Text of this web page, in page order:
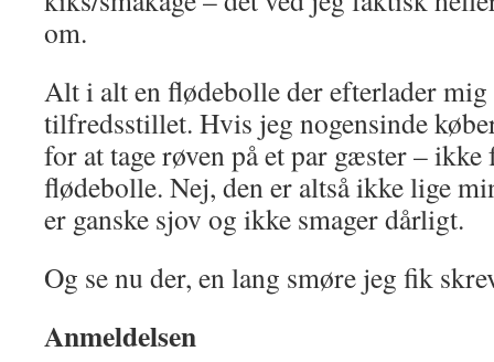
om.
Alt i alt en flødebolle der efterlader
tilfredsstillet. Hvis jeg nogensinde
for at tage røven på et par gæster –
flødebolle. Nej, den er altså ikke lige
er ganske sjov og ikke smager dårligt.
Og se nu der, en lang smøre jeg fik
Anmeldelsen